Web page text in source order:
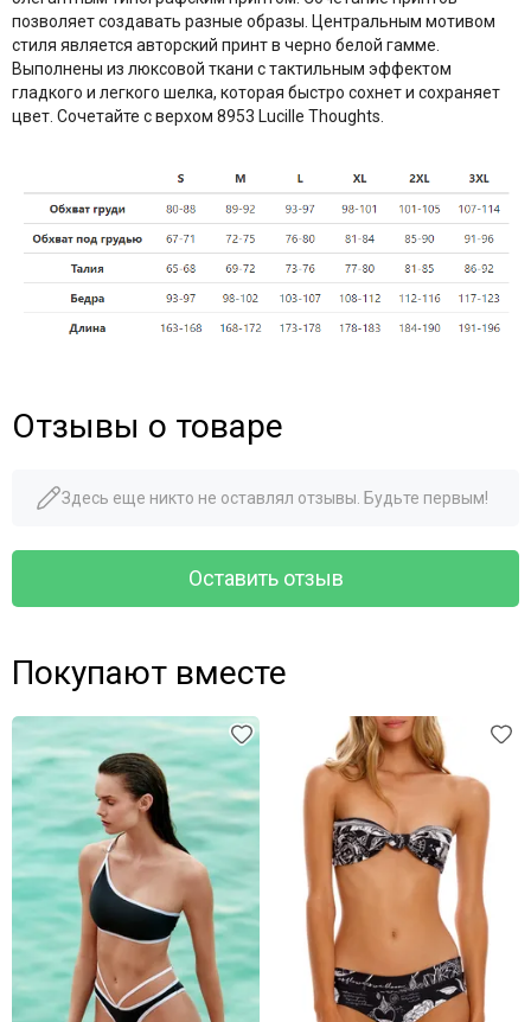
позволяет создавать разные образы. Центральным мотивом
стиля является авторский принт в черно белой гамме.
Выполнены из люксовой ткани с тактильным эффектом
гладкого и легкого шелка, которая быстро сохнет и сохраняет
цвет. Сочетайте с верхом 8953 Lucille Thoughts.
Отзывы о товаре
Здесь еще никто не оставлял отзывы. Будьте первым!
Оставить отзыв
Покупают вместе